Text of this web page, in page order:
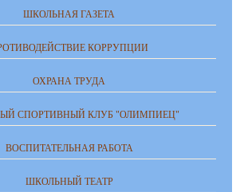
ШКОЛЬНАЯ ГАЗЕТА
КОРРУПЦИИ
ОХРАНА ТРУДА
СПОРТИВНЫЙ КЛУБ "ОЛИМПИЕЦ"
ВОСПИТАТЕЛЬНАЯ РАБОТА
ШКОЛЬНЫЙ ТЕАТР